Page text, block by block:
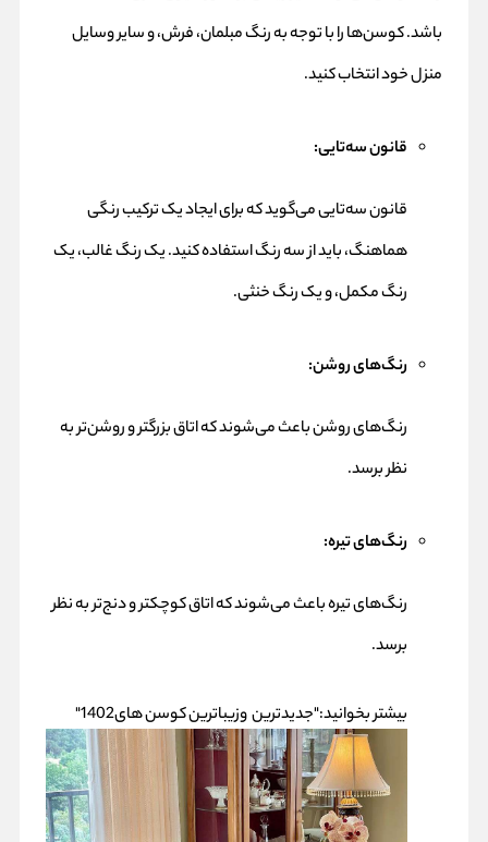
باشد. کوسن‌ها را با توجه به رنگ مبلمان، فرش، و سایر وسایل
منزل خود انتخاب کنید.
قانون سه‌تایی:
قانون سه‌تایی می‌گوید که برای ایجاد یک ترکیب رنگی
هماهنگ، باید از سه رنگ استفاده کنید. یک رنگ غالب، یک
رنگ مکمل، و یک رنگ خنثی.
رنگ‌های روشن:
رنگ‌های روشن باعث می‌شوند که اتاق بزرگتر و روشن‌تر به
نظر برسد.
رنگ‌های تیره:
رنگ‌های تیره باعث می‌شوند که اتاق کوچکتر و دنج‌تر به نظر
برسد.
بیشتر بخوانید:"جدیدترین وزیباترین کوسن های1402"